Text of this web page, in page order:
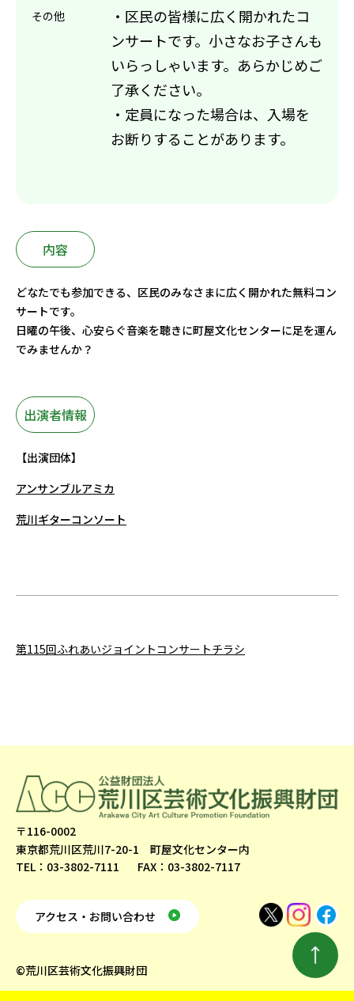
その他
・区民の皆様に広く開かれたコ
ンサートです。小さなお子さんも
いらっしゃいます。あらかじめご
了承ください。
・定員になった場合は、入場を
お断りすることがあります。
内容
どなたでも参加できる、区民のみなさまに広く開かれた無料コン
サートです。
日曜の午後、心安らぐ音楽を聴きに町屋文化センターに足を運ん
でみませんか？
出演者情報
【出演団体】
アンサンブルアミカ
荒川ギターコンソート
第115回ふれあいジョイントコンサートチラシ
〒116-0002
東京都荒川区荒川7-20-1 町屋文化センター内
TEL：03-3802-7111
FAX：03-3802-7117
アクセス・お問い合わせ
©荒川区芸術文化振興財団